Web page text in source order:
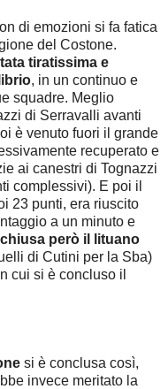
di emozioni si fa fatica
del Costone.
tiratissima e
, in un continuo e
squadre. Meglio
di Serravalli avanti
è venuto fuori il grande
recuperato e
ai canestri di Tognazzi
complessivi). E poi il
23 punti, era riuscito
a un minuto e
chiusa però il lituano
di Cutini per la Sba)
cui si è concluso il
si è conclusa così,
invece meritato la